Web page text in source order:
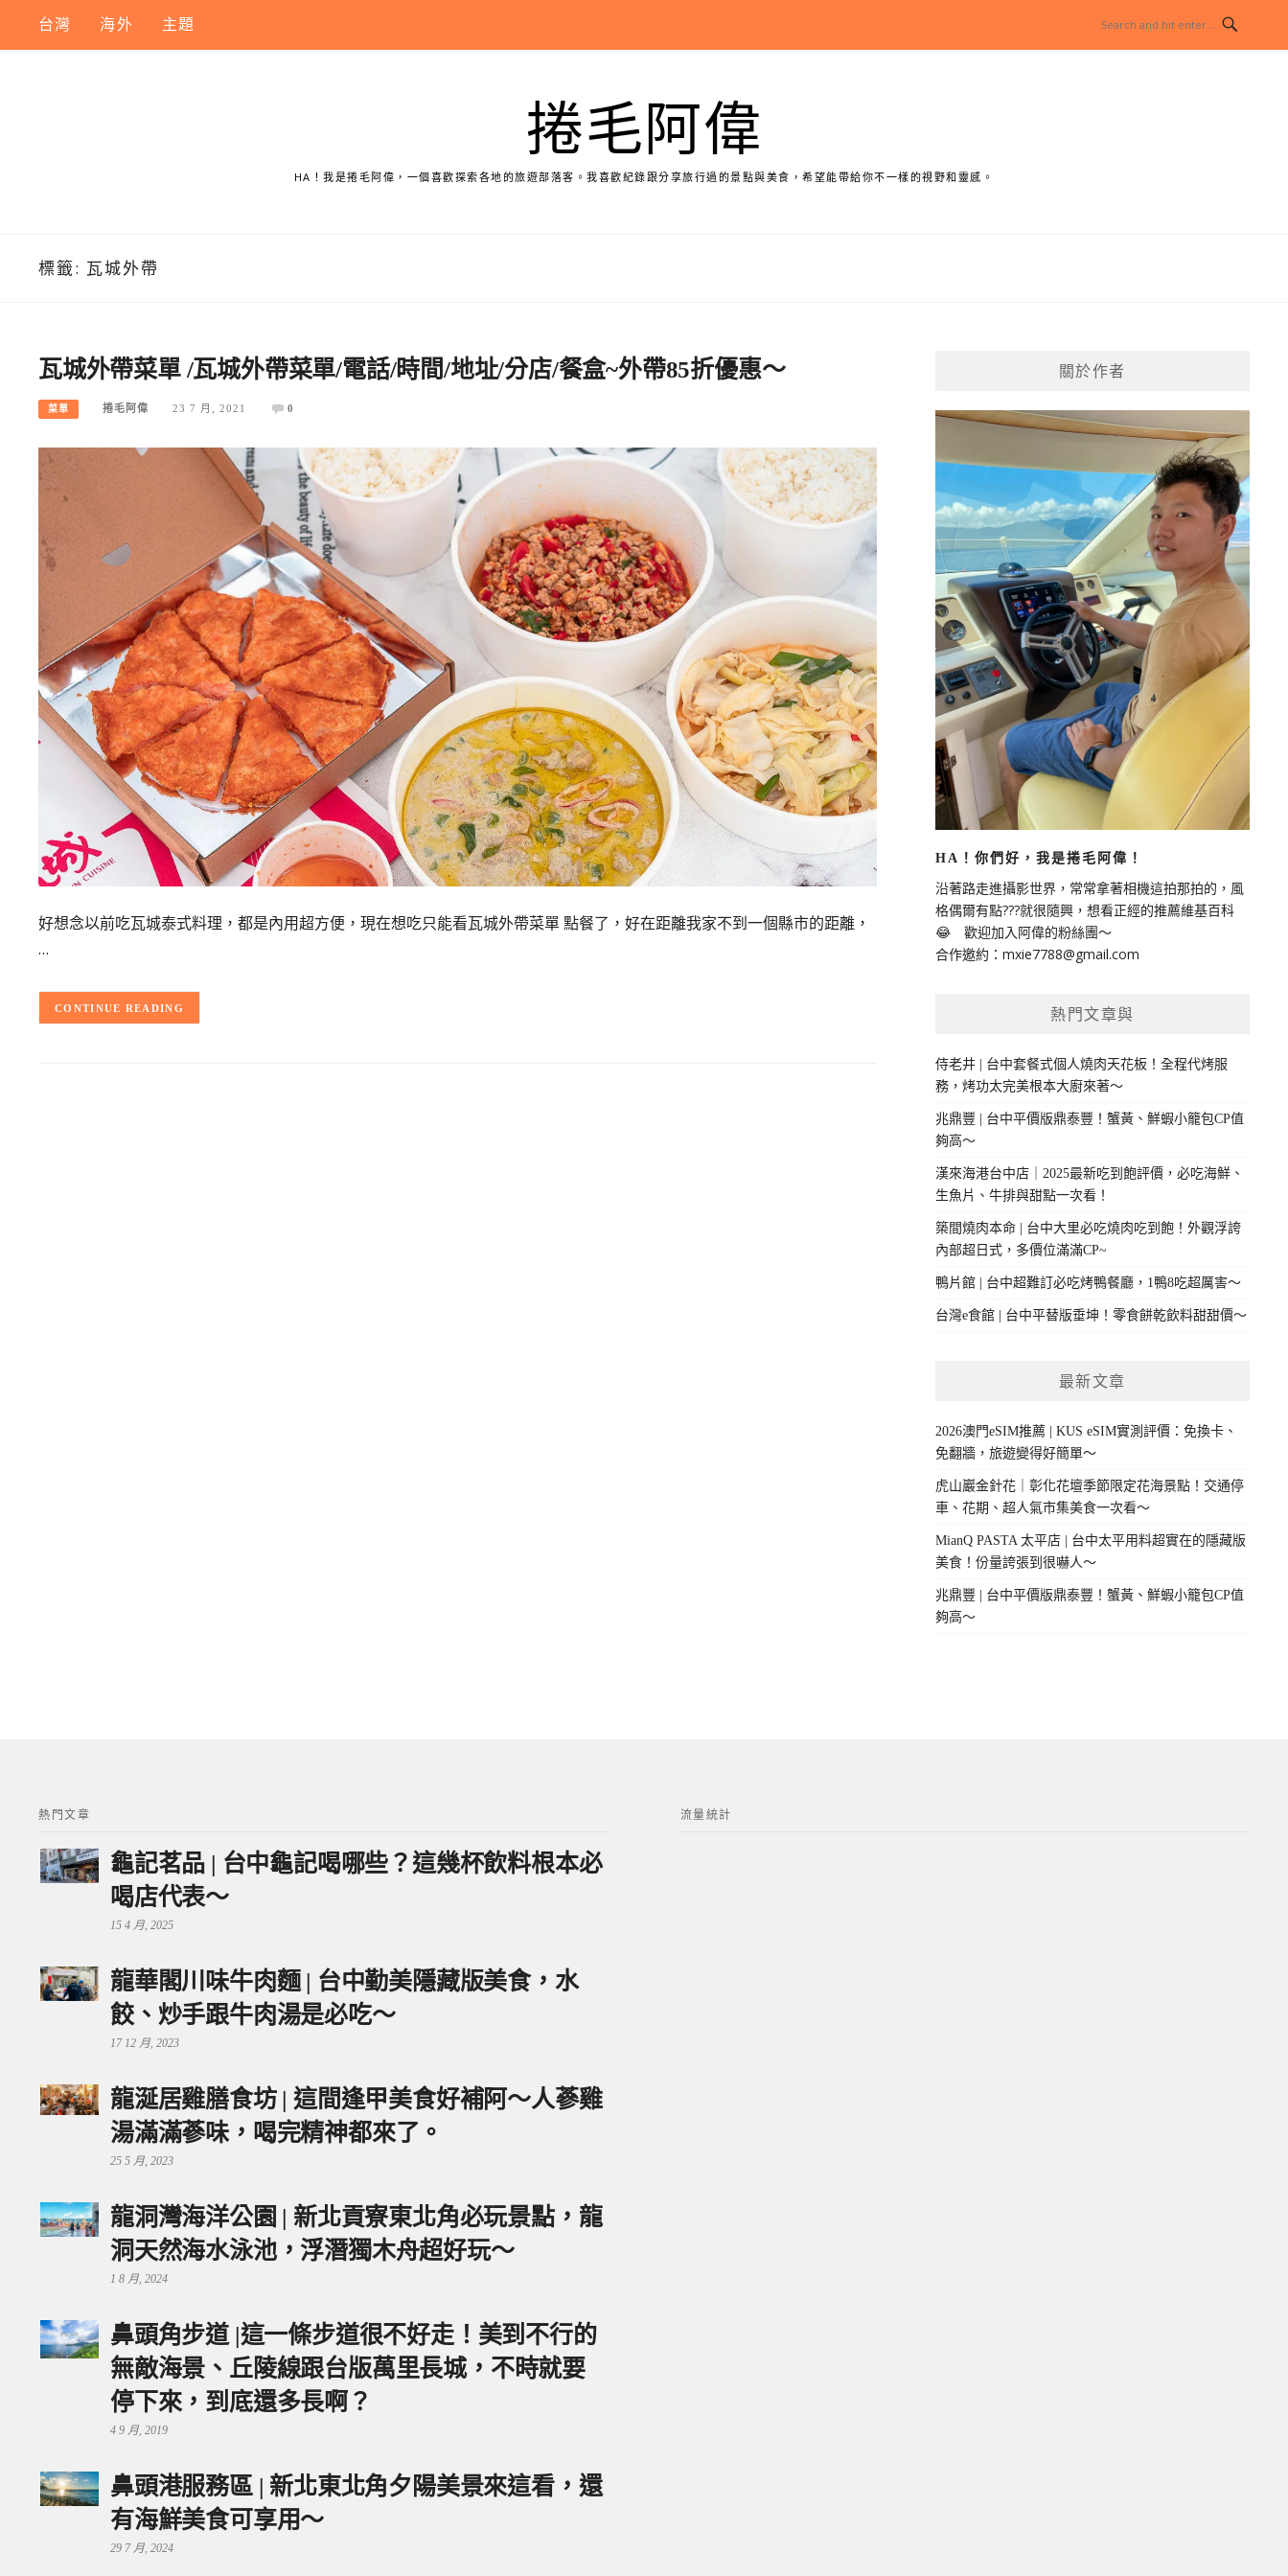
content
台灣 海外 主題
捲毛阿偉
HA！我是捲毛阿偉，一個喜歡探索各地的旅遊部落客。我喜歡紀錄跟分享旅行過的景點與美食，希望能帶給你不一樣的視野和靈感。
標籤: 瓦城外帶
瓦城外帶菜單 /瓦城外帶菜單/電話/時間/地址/分店/餐盒~外帶85折優惠～
菜單 捲毛阿偉 23 7 月, 2021 0
好想念以前吃瓦城泰式料理，都是內用超方便，現在想吃只能看瓦城外帶菜單 點餐了，好在距離我家不到一個縣市的距離，
…
CONTINUE READING
關於作者
HA！你們好，我是捲毛阿偉！
沿著路走進攝影世界，常常拿著相機這拍那拍的，風
格偶爾有點???就很隨興，想看正經的推薦維基百科
😂 歡迎加入阿偉的粉絲團～
合作邀約： mxie7788@gmail.com
熱門文章與
侍老井 | 台中套餐式個人燒肉天花板！全程代烤服
務，烤功太完美根本大廚來著～
兆鼎豐 | 台中平價版鼎泰豐！蟹黃、鮮蝦小籠包CP值
夠高～
漢來海港台中店｜2025最新吃到飽評價，必吃海鮮、
生魚片、牛排與甜點一次看！
築間燒肉本命 | 台中大里必吃燒肉吃到飽！外觀浮誇
內部超日式，多價位滿滿CP~
鴨片館 | 台中超難訂必吃烤鴨餐廳，1鴨8吃超厲害～
台灣e食館 | 台中平替版垂坤！零食餅乾飲料甜甜價～
最新文章
2026澳門eSIM推薦 | KUS eSIM實測評價：免換卡、
免翻牆，旅遊變得好簡單～
虎山巖金針花｜彰化花壇季節限定花海景點！交通停
車、花期、超人氣市集美食一次看～
MianQ PASTA 太平店 | 台中太平用料超實在的隱藏版
美食！份量誇張到很嚇人～
兆鼎豐 | 台中平價版鼎泰豐！蟹黃、鮮蝦小籠包CP值
夠高～
熱門文章
龜記茗品 | 台中龜記喝哪些？這幾杯飲料根本必
喝店代表～
15 4 月, 2025
龍華閣川味牛肉麵 | 台中勤美隱藏版美食，水
餃、炒手跟牛肉湯是必吃～
17 12 月, 2023
龍涎居雞膳食坊 | 這間逢甲美食好補阿～人蔘雞
湯滿滿蔘味，喝完精神都來了。
25 5 月, 2023
龍洞灣海洋公園 | 新北貢寮東北角必玩景點，龍
洞天然海水泳池，浮潛獨木舟超好玩～
1 8 月, 2024
鼻頭角步道 |這一條步道很不好走！美到不行的
無敵海景、丘陵線跟台版萬里長城，不時就要
停下來，到底還多長啊？
4 9 月, 2019
鼻頭港服務區 | 新北東北角夕陽美景來這看，還
有海鮮美食可享用～
29 7 月, 2024
流量統計